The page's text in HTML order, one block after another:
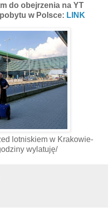
do obejrzenia na YT
w Polsce: LINK
lotniskiem w Krakowie-
wylatuję/